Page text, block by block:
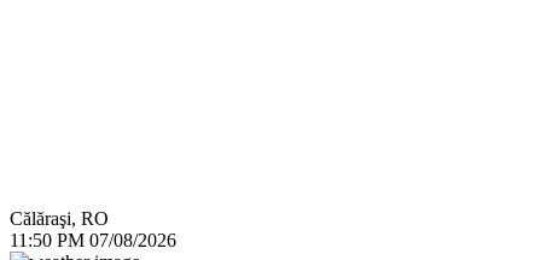
Călăraşi, RO
11:50 PM 07/08/2026